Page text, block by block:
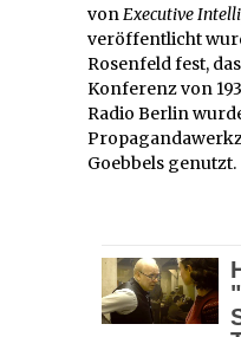
vonExecutive
veröffentlicht
Rosenfeld fest,
Konferenz von
Radio Berlin
Goebbels genutzt.